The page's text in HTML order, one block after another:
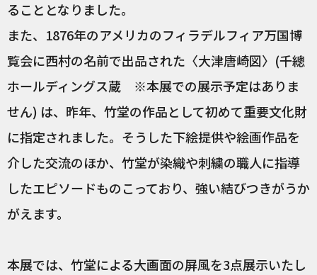
ることとなりました。
また、1876年のアメリカのフィラデルフィア万国博
覧会に西村の名前で出品された〈大津唐崎図〉(千總
ホールディングス蔵 ※本展での展示予定はありま
せん) は、昨年、竹堂の作品として初めて重要文化財
に指定されました。そうした下絵提供や絵画作品を
介した交流のほか、竹堂が染織や刺繍の職人に指導
したエピソードものこっており、強い結びつきがうか
がえます。
本展では、竹堂による大画面の屏風を3点展示いたし